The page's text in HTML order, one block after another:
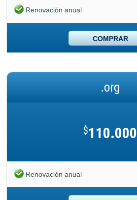
Renovación anual
COMPRAR
.org
$110.000
Renovación anual